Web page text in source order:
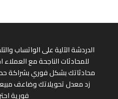
الدردشة الآلية على الواتساب
للمحادثات الناجحة مع
محادثاتك بشكل فوري بشراكة
زد معدل تحويلاتك وضاعف
فورية